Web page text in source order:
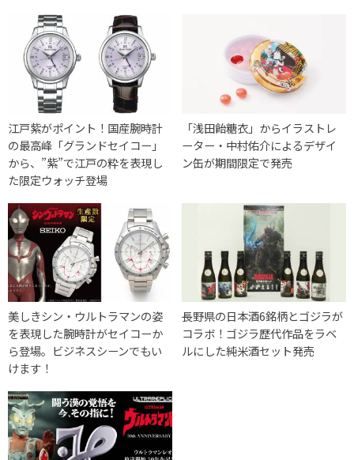
江戸紫がポイント！国産腕時計
の最高峰「グランドセイコー」
から、”紫”で江戸の粋を表現し
た限定ウォッチ登場
「浅田飴糖衣」からイラストレ
ーター・中村佑介によるデザイ
ン缶が期間限定で発売
美しきシン・ウルトラマンの姿
を表現した腕時計がセイコーか
ら登場。ビジネスシーンでもい
けます！
長野県の日本酒6銘柄とゴジラが
コラボ！ゴジラ歴代作品をラベ
ルにした純米酒セット発売